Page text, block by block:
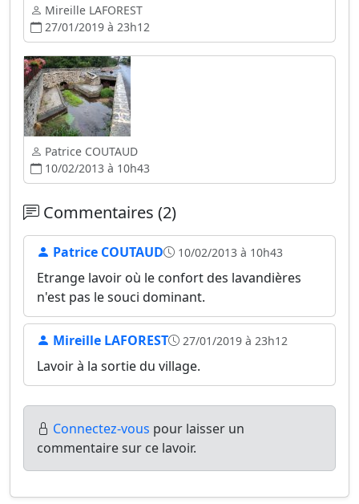
Mireille LAFOREST
27/01/2019 à 23h12
Patrice COUTAUD
10/02/2013 à 10h43
Commentaires (2)
Patrice COUTAUD 10/02/2013 à 10h43
Etrange lavoir où le confort des lavandières
n'est pas le souci dominant.
Mireille LAFOREST 27/01/2019 à 23h12
Lavoir à la sortie du village.
Connectez-vous pour laisser un
commentaire sur ce lavoir.